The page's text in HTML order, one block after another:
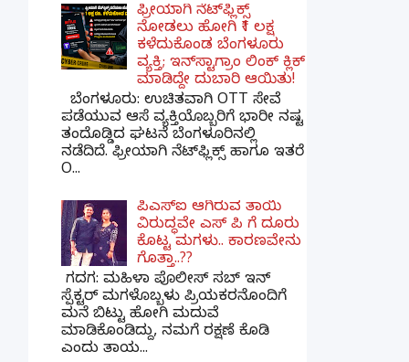
ಫ್ರೀಯಾಗಿ ನೆಟ್‌ಫ್ಲಿಕ್ಸ್
ನೋಡಲು ಹೋಗಿ ₹1 ಲಕ್ಷ
ಕಳೆದುಕೊಂಡ ಬೆಂಗಳೂರು
ವ್ಯಕ್ತಿ; ಇನ್‌ಸ್ಟಾಗ್ರಾಂ ಲಿಂಕ್ ಕ್ಲಿಕ್
ಮಾಡಿದ್ದೇ ದುಬಾರಿ ಆಯಿತು!
ಬೆಂಗಳೂರು: ಉಚಿತವಾಗಿ OTT ಸೇವೆ
ಪಡೆಯುವ ಆಸೆ ವ್ಯಕ್ತಿಯೊಬ್ಬರಿಗೆ ಭಾರೀ ನಷ್ಟ
ತಂದೊಡ್ಡಿದ ಘಟನೆ ಬೆಂಗಳೂರಿನಲ್ಲಿ
ನಡೆದಿದೆ. ಫ್ರೀಯಾಗಿ ನೆಟ್‌ಫ್ಲಿಕ್ಸ್ ಹಾಗೂ ಇತರೆ
O...
ಪಿಎಸ್​ಐ ಆಗಿರುವ ತಾಯಿ
ವಿರುದ್ಧವೇ ಎಸ್ ಪಿ ಗೆ ದೂರು
ಕೊಟ್ಟ ಮಗಳು.. ಕಾರಣವೇನು
ಗೊತ್ತಾ..??
ಗದಗ​: ಮಹಿಳಾ ಪೊಲೀಸ್​ ಸಬ್ ​ಇನ್​
ಸ್ಪೆಕ್ಟರ್​ ಮಗಳೊಬ್ಬಳು ಪ್ರಿಯಕರನೊಂದಿಗೆ
ಮನೆ ಬಿಟ್ಟು ಹೋಗಿ ಮದುವೆ
ಮಾಡಿಕೊಂಡಿದ್ದು, ನಮಗೆ ರಕ್ಷಣೆ ಕೊಡಿ
ಎಂದು ತಾಯ...